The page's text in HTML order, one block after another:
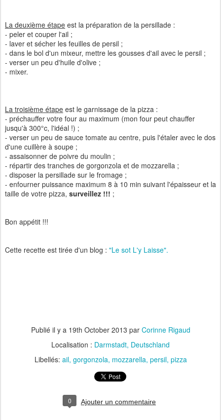
La deuxième étape est la préparation de la persillade :
- peler et couper l'ail ;
- laver et sécher les feuilles de persil ;
- dans le bol d'un mixeur, mettre les gousses d'ail avec le persil ;
- verser un peu d'huile d'olive ;
- mixer.
La troisième étape est le garnissage de la pizza :
- préchauffer votre four au maximum (mon four peut chauffer
jusqu'à 300°c, l'idéal !) ;
- verser un peu de sauce tomate au centre, puis l'étaler avec le dos
d'une cuillère à soupe ;
- assaisonner de poivre du moulin ;
- répartir des tranches de gorgonzola et de mozzarella ;
- disposer la persillade sur le fromage ;
- enfourner puissance maximum 8 à 10 min suivant l'épaisseur et la
taille de votre pizza, surveillez !!! ;
Bon appétit !!!
Cette recette est tirée d'un blog : "Le sot L'y Laisse".
Publié il y a 19th October 2013 par Corinne Rigaud
Localisation : Darmstadt, Deutschland
Libellés: ail gorgonzola mozzarella persil pizza
0 Ajouter un commentaire